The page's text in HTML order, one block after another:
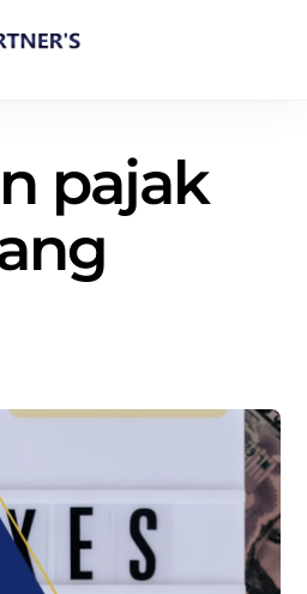
pajak